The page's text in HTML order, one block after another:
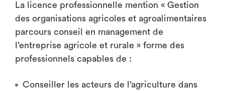
La licence professionnelle mention « Gestion
des organisations agricoles et agroalimentaires
parcours conseil en management de
l’entreprise agricole et rurale » forme des
professionnels capables de :
Conseiller les acteurs de l’agriculture dans